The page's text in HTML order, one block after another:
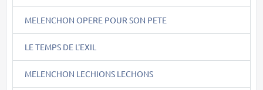
MELENCHON OPERE POUR SON PETE
LE TEMPS DE L'EXIL
MELENCHON LECHIONS LECHONS